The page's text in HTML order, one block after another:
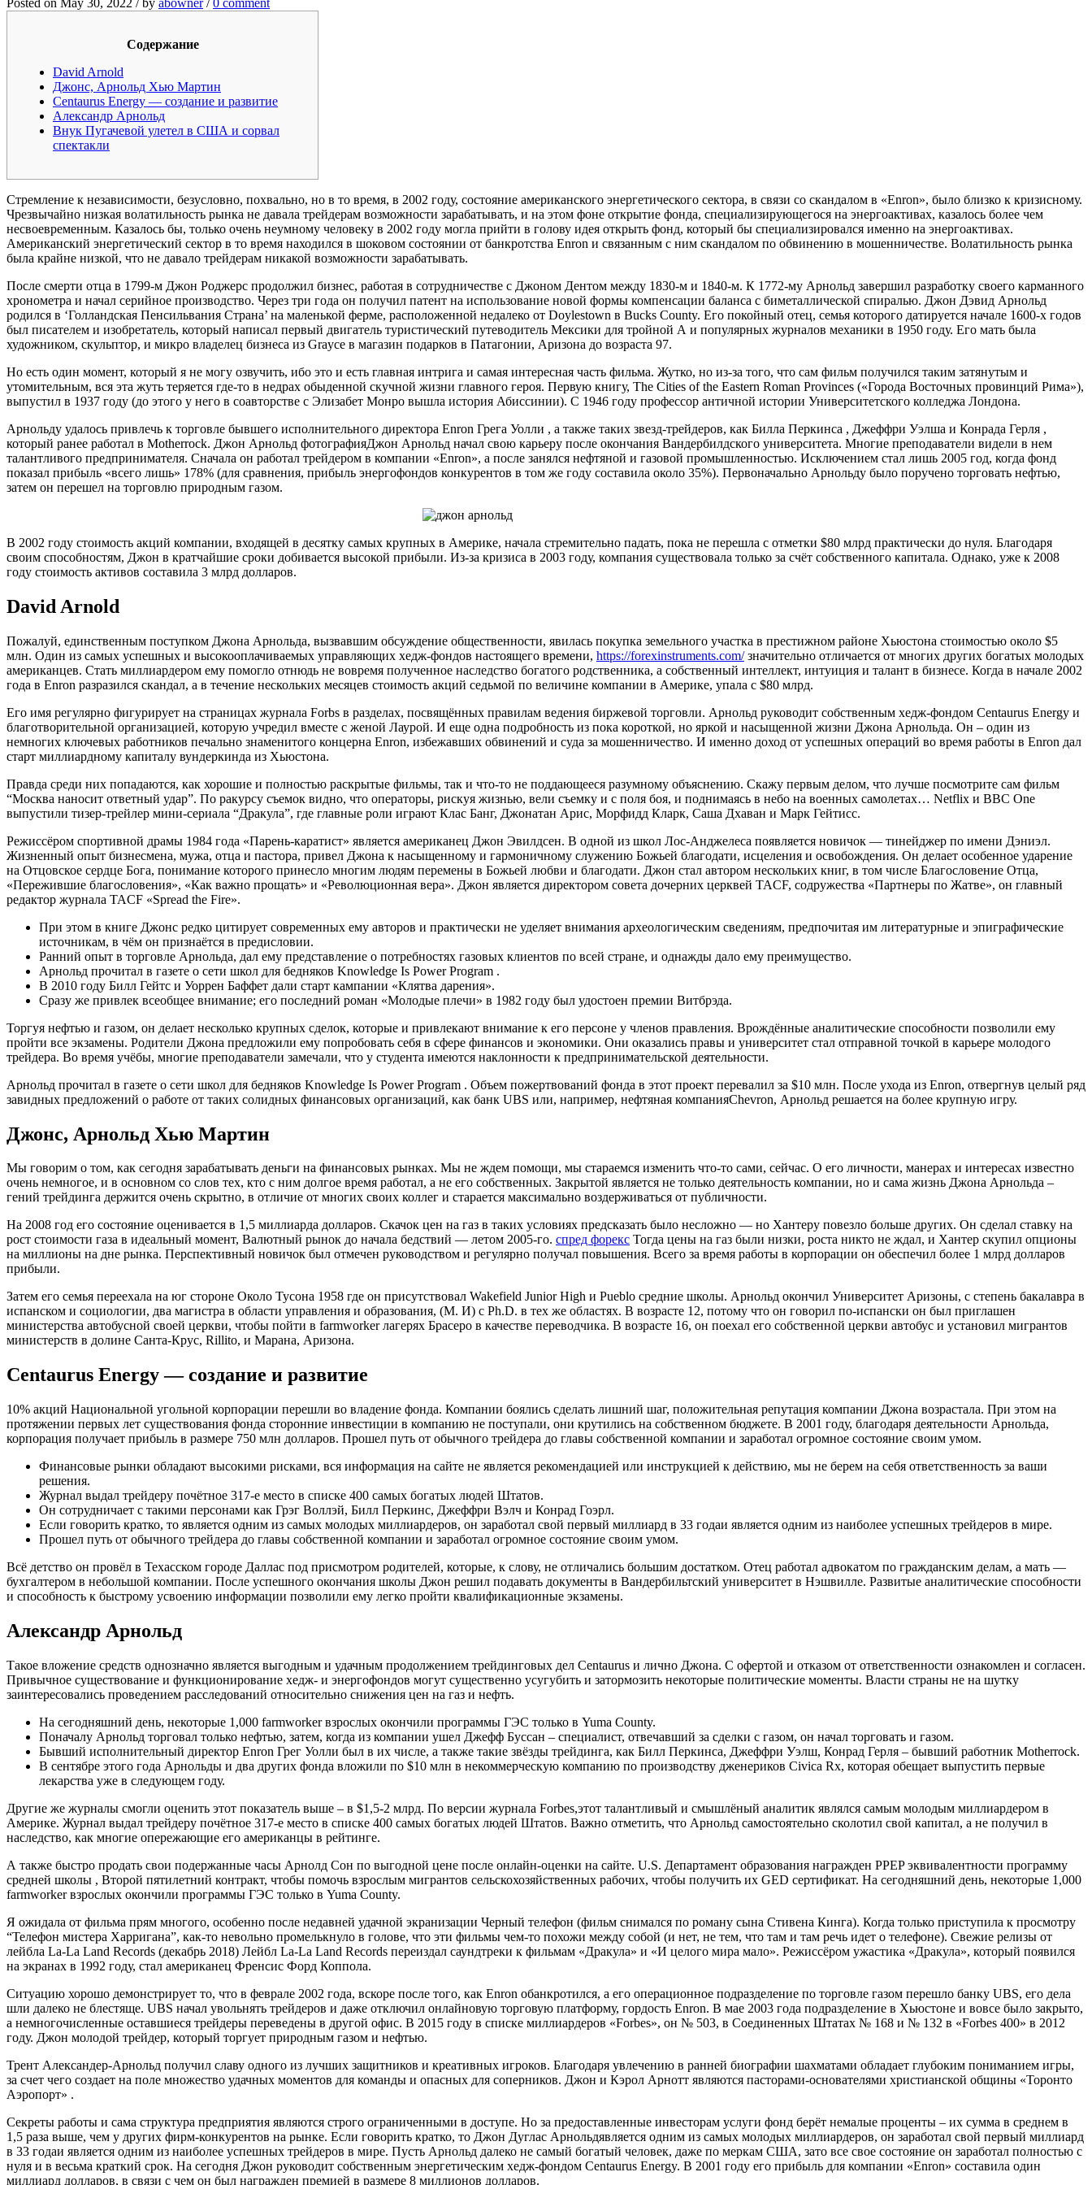
Содержание
David Arnold
Джонс, Арнольд Хью Мартин
Centaurus Energy — создание и развитие
Александр Арнольд
Внук Пугачевой улетел в США и сорвал
спектакли
Стремление к независимости, безусловно, похвально, но в то время, в 2002 году, состояние американского энергетического сектора, в связи со скандалом в «Enron», было близко к кризисному.
Чрезвычайно низкая волатильность рынка не давала трейдерам возможности зарабатывать, и на этом фоне открытие фонда, специализирующегося на энергоактивах, казалось более чем
несвоевременным. Казалось бы, только очень неумному человеку в 2002 году могла прийти в голову идея открыть фонд, который бы специализировался именно на энергоактивах.
Американский энергетический сектор в то время находился в шоковом состоянии от банкротства Enron и связанным с ним скандалом по обвинению в мошенничестве. Волатильность рынка
была крайне низкой, что не давало трейдерам никакой возможности зарабатывать.
После смерти отца в 1799-м Джон Роджерс продолжил бизнес, работая в сотрудничестве с Джоном Дентом между 1830-м и 1840-м. К 1772-му Арнольд завершил разработку своего карманного
хронометра и начал серийное производство. Через три года он получил патент на использование новой формы компенсации баланса с биметаллической спиралью. Джон Дэвид Арнольд
родился в ‘Голландская Пенсильвания Страна’ на маленькой ферме, расположенной недалеко от Doylestown в Bucks County. Его покойный отец, семья которого датируется начале 1600-х годов
был писателем и изобретатель, который написал первый двигатель туристический путеводитель Мексики для тройной А и популярных журналов механики в 1950 году. Его мать была
художником, скульптор, и микро владелец бизнеса из Grayce в магазин подарков в Патагонии, Аризона до возраста 97.
Но есть один момент, который я не могу озвучить, ибо это и есть главная интрига и самая интересная часть фильма. Жутко, но из-за того, что сам фильм получился таким затянутым и
утомительным, вся эта жуть теряется где-то в недрах обыденной скучной жизни главного героя. Первую книгу, The Cities of the Eastern Roman Provinces («Города Восточных провинций Рима»),
выпустил в 1937 году (до этого у него в соавторстве с Элизабет Монро вышла история Абиссинии). С 1946 году профессор античной истории Университетского колледжа Лондона.
Арнольду удалось привлечь к торговле бывшего исполнительного директора Enron Грега Уолли , а также таких звезд-трейдеров, как Билла Перкинса , Джеффри Уэлша и Конрада Герля ,
который ранее работал в Motherrock. Джон Арнольд фотографияДжон Арнольд начал свою карьеру после окончания Вандербилдского университета. Многие преподаватели видели в нем
талантливого предпринимателя. Сначала он работал трейдером в компании «Enron», а после занялся нефтяной и газовой промышленностью. Исключением стал лишь 2005 год, когда фонд
показал прибыль «всего лишь» 178% (для сравнения, прибыль энергофондов конкурентов в том же году составила около 35%). Первоначально Арнольду было поручено торговать нефтью,
затем он перешел на торговлю природным газом.
В 2002 году стоимость акций компании, входящей в десятку самых крупных в Америке, начала стремительно падать, пока не перешла с отметки $80 млрд практически до нуля. Благодаря
своим способностям, Джон в кратчайшие сроки добивается высокой прибыли. Из-за кризиса в 2003 году, компания существовала только за счёт собственного капитала. Однако, уже к 2008
году стоимость активов составила 3 млрд долларов.
David Arnold
Пожалуй, единственным поступком Джона Арнольда, вызвавшим обсуждение общественности, явилась покупка земельного участка в престижном районе Хьюстона стоимостью около $5
млн. Один из самых успешных и высокооплачиваемых управляющих хедж-фондов настоящего времени, https://forexinstruments.com/значительно отличается от многих других богатых молодых
американцев. Стать миллиардером ему помогло отнюдь не вовремя полученное наследство богатого родственника, а собственный интеллект, интуиция и талант в бизнесе. Когда в начале 2002
года в Enron разразился скандал, а в течение нескольких месяцев стоимость акций седьмой по величине компании в Америке, упала с $80 млрд.
Его имя регулярно фигурирует на страницах журнала Forbs в разделах, посвящённых правилам ведения биржевой торговли. Арнольд руководит собственным хедж-фондом Centaurus Energy и
благотворительной организацией, которую учредил вместе с женой Лаурой. И еще одна подробность из пока короткой, но яркой и насыщенной жизни Джона Арнольда. Он – один из
немногих ключевых работников печально знаменитого концерна Enron, избежавших обвинений и суда за мошенничество. И именно доход от успешных операций во время работы в Enron дал
старт миллиардному капиталу вундеркинда из Хьюстона.
Правда среди них попадаются, как хорошие и полностью раскрытые фильмы, так и что-то не поддающееся разумному объяснению. Скажу первым делом, что лучше посмотрите сам фильм
“Москва наносит ответный удар”. По ракурсу съемок видно, что операторы, рискуя жизнью, вели съемку и с поля боя, и поднимаясь в небо на военных самолетах… Netflix и BBC One
выпустили тизер-трейлер мини-сериала “Дракула”, где главные роли играют Клас Банг, Джонатан Арис, Морфидд Кларк, Саша Дхаван и Марк Гейтисс.
Режиссёром спортивной драмы 1984 года «Парень-каратист» является американец Джон Эвилдсен. В одной из школ Лос-Анджелеса появляется новичок — тинейджер по имени Дэниэл.
Жизненный опыт бизнесмена, мужа, отца и пастора, привел Джона к насыщенному и гармоничному служению Божьей благодати, исцеления и освобождения. Он делает особенное ударение
на Отцовское сердце Бога, понимание которого принесло многим людям перемены в Божьей любви и благодати. Джон стал автором нескольких книг, в том числе Благословение Отца,
«Пережившие благословения», «Как важно прощать» и «Революционная вера». Джон является директором совета дочерних церквей TACF, содружества «Партнеры по Жатве», он главный
редактор журнала TACF «Spread the Fire».
При этом в книге Джонс редко цитирует современных ему авторов и практически не уделяет внимания археологическим сведениям, предпочитая им литературные и эпиграфические
источникам, в чём он признаётся в предисловии.
Ранний опыт в торговле Арнольда, дал ему представление о потребностях газовых клиентов по всей стране, и однажды дало ему преимущество.
Арнольд прочитал в газете о сети школ для бедняков Knowledge Is Power Program .
В 2010 году Билл Гейтс и Уоррен Баффет дали старт кампании «Клятва дарения».
Сразу же привлек всеобщее внимание; его последний роман «Молодые плечи» в 1982 году был удостоен премии Витбрэда.
Торгуя нефтью и газом, он делает несколько крупных сделок, которые и привлекают внимание к его персоне у членов правления. Врождённые аналитические способности позволили ему
пройти все экзамены. Родители Джона предложили ему попробовать себя в сфере финансов и экономики. Они оказались правы и университет стал отправной точкой в карьере молодого
трейдера. Во время учёбы, многие преподаватели замечали, что у студента имеются наклонности к предпринимательской деятельности.
Арнольд прочитал в газете о сети школ для бедняков Knowledge Is Power Program . Объем пожертвований фонда в этот проект перевалил за $10 млн. После ухода из Enron, отвергнув целый ряд
завидных предложений о работе от таких солидных финансовых организаций, как банк UBS или, например, нефтяная компанияChevron, Арнольд решается на более крупную игру.
Джонс, Арнольд Хью Мартин
Мы говорим о том, как сегодня зарабатывать деньги на финансовых рынках. Мы не ждем помощи, мы стараемся изменить что-то сами, сейчас. О его личности, манерах и интересах известно
очень немногое, и в основном со слов тех, кто с ним долгое время работал, а не его собственных. Закрытой является не только деятельность компании, но и сама жизнь Джона Арнольда –
гений трейдинга держится очень скрытно, в отличие от многих своих коллег и старается максимально воздерживаться от публичности.
На 2008 год его состояние оценивается в 1,5 миллиарда долларов. Скачок цен на газ в таких условиях предсказать было несложно — но Хантеру повезло больше других. Он сделал ставку на
рост стоимости газа в идеальный момент, Валютный рынок до начала бедствий — летом 2005-го. спред форекс Тогда цены на газ были низки, роста никто не ждал, и Хантер скупил опционы
на миллионы на дне рынка. Перспективный новичок был отмечен руководством и регулярно получал повышения. Всего за время работы в корпорации он обеспечил более 1 млрд долларов
прибыли.
Затем его семья переехала на юг стороне Около Тусона 1958 где он присутствовал Wakefield Junior High и Pueblo средние школы. Арнольд окончил Университет Аризоны, с степень бакалавра в
испанском и социологии, два магистра в области управления и образования, (М. И) с Ph.D. в тех же областях. В возрасте 12, потому что он говорил по-испански он был приглашен
министерства автобусной своей церкви, чтобы пойти в farmworker лагерях Брасеро в качестве переводчика. В возрасте 16, он поехал его собственной церкви автобус и установил мигрантов
министерств в долине Санта-Крус, Rillito, и Марана, Аризона.
Centaurus Energy — создание и развитие
10% акций Национальной угольной корпорации перешли во владение фонда. Компании боялись сделать лишний шаг, положительная репутация компании Джона возрастала. При этом на
протяжении первых лет существования фонда сторонние инвестиции в компанию не поступали, они крутились на собственном бюджете. В 2001 году, благодаря деятельности Арнольда,
корпорация получает прибыль в размере 750 млн долларов. Прошел путь от обычного трейдера до главы собственной компании и заработал огромное состояние своим умом.
Финансовые рынки обладают высокими рисками, вся информация на сайте не является рекомендацией или инструкцией к действию, мы не берем на себя ответственность за ваши
решения.
Журнал выдал трейдеру почётное 317-е место в списке 400 самых богатых людей Штатов.
Он сотрудничает с такими персонами как Грэг Воллэй, Билл Перкинс, Джеффри Вэлч и Конрад Гоэрл.
Если говорить кратко, то является одним из самых молодых миллиардеров, он заработал свой первый миллиард в 33 годаи является одним из наиболее успешных трейдеров в мире.
Прошел путь от обычного трейдера до главы собственной компании и заработал огромное состояние своим умом.
Всё детство он провёл в Техасском городе Даллас под присмотром родителей, которые, к слову, не отличались большим достатком. Отец работал адвокатом по гражданским делам, а мать —
бухгалтером в небольшой компании. После успешного окончания школы Джон решил подавать документы в Вандербильтский университет в Нэшвилле. Развитые аналитические способности
и способность к быстрому усвоению информации позволили ему легко пройти квалификационные экзамены.
Александр Арнольд
Такое вложение средств однозначно является выгодным и удачным продолжением трейдинговых дел Centaurus и лично Джона. С офертой и отказом от ответственности ознакомлен и согласен.
Привычное существование и функционирование хедж- и энергофондов могут существенно усугубить и затормозить некоторые политические моменты. Власти страны не на шутку
заинтересовались проведением расследований относительно снижения цен на газ и нефть.
На сегодняшний день, некоторые 1,000 farmworker взрослых окончили программы ГЭС только в Yuma County.
Поначалу Арнольд торговал только нефтью, затем, когда из компании ушел Джефф Буссан – специалист, отвечавший за сделки с газом, он начал торговать и газом.
Бывший исполнительный директор Enron Грег Уолли был в их числе, а также такие звёзды трейдинга, как Билл Перкинса, Джеффри Уэлш, Конрад Герля – бывший работник Motherrock.
В сентябре этого года Арнольды и два других фонда вложили по $10 млн в некоммерческую компанию по производству дженериков Civica Rx, которая обещает выпустить первые
лекарства уже в следующем году.
Другие же журналы смогли оценить этот показатель выше – в $1,5-2 млрд. По версии журнала Forbes,этот талантливый и смышлёный аналитик являлся самым молодым миллиардером в
Америке. Журнал выдал трейдеру почётное 317-е место в списке 400 самых богатых людей Штатов. Важно отметить, что Арнольд самостоятельно сколотил свой капитал, а не получил в
наследство, как многие опережающие его американцы в рейтинге.
А также быстро продать свои подержанные часы Арнолд Сон по выгодной цене после онлайн-оценки на сайте. U.S. Департамент образования награжден PPEP эквивалентности программу
средней школы , Второй пятилетний контракт, чтобы помочь взрослым мигрантов сельскохозяйственных рабочих, чтобы получить их GED сертификат. На сегодняшний день, некоторые 1,000
farmworker взрослых окончили программы ГЭС только в Yuma County.
Я ожидала от фильма прям многого, особенно после недавней удачной экранизации Черный телефон (фильм снимался по роману сына Стивена Кинга). Когда только приступила к просмотру
“Телефон мистера Харригана”, как-то невольно промелькнуло в голове, что эти фильмы чем-то похожи между собой (и нет, не тем, что там и там речь идет о телефоне). Свежие релизы от
лейбла La-La Land Records (декабрь 2018) Лейбл La-La Land Records переиздал саундтреки к фильмам «Дракула» и «И целого мира мало». Режиссёром ужастика «Дракула», который появился
на экранах в 1992 году, стал американец Френсис Форд Коппола.
Ситуацию хорошо демонстрирует то, что в феврале 2002 года, вскоре после того, как Enron обанкротился, а его операционное подразделение по торговле газом перешло банку UBS, его дела
шли далеко не блестяще. UBS начал увольнять трейдеров и даже отключил онлайновую торговую платформу, гордость Enron. В мае 2003 года подразделение в Хьюстоне и вовсе было закрыто,
а немногочисленные оставшиеся трейдеры переведены в другой офис. В 2015 году в списке миллиардеров «Forbes», он № 503, в Соединенных Штатах № 168 и № 132 в «Forbes 400» в 2012
году. Джон молодой трейдер, который торгует природным газом и нефтью.
Трент Александер-Арнольд получил славу одного из лучших защитников и креативных игроков. Благодаря увлечению в ранней биографии шахматами обладает глубоким пониманием игры,
за счет чего создает на поле множество удачных моментов для команды и опасных для соперников. Джон и Кэрол Арнотт являются пасторами-основателями христианской общины «Торонто
Аэропорт» .
Секреты работы и сама структура предприятия являются строго ограниченными в доступе. Но за предоставленные инвесторам услуги фонд берёт немалые проценты – их сумма в среднем в
1,5 раза выше, чем у других фирм-конкурентов на рынке. Если говорить кратко, то Джон Дуглас Арнольдявляется одним из самых молодых миллиардеров, он заработал свой первый миллиард
в 33 годаи является одним из наиболее успешных трейдеров в мире. Пусть Арнольд далеко не самый богатый человек, даже по меркам США, зато все свое состояние он заработал полностью с
нуля и в весьма краткий срок. На сегодня Джон руководит собственным энергетическим хедж-фондом Centaurus Energy. В 2001 году его прибыль для компании «Enron» составила один
миллиард долларов, в связи с чем он был награжден премией в размере 8 миллионов долларов.